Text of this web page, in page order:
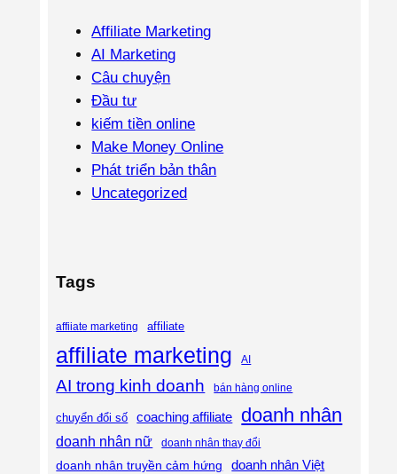
Affiliate Marketing
AI Marketing
Câu chuyện
Đầu tư
kiếm tiền online
Make Money Online
Phát triển bản thân
Uncategorized
Tags
affiiate marketing affiliate
affiliate marketing AI
AI trong kinh doanh bán hàng online
chuyển đổi số coaching affiliate doanh nhân
doanh nhân nữ doanh nhân thay đổi
doanh nhân truyền cảm hứng
doanh nhân Việt